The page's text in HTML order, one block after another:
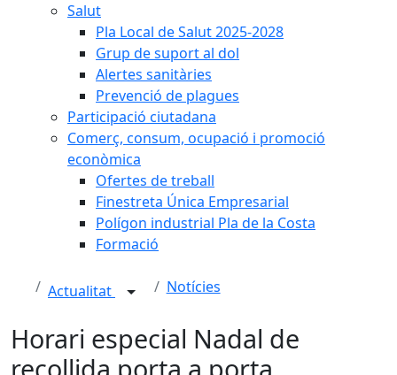
Salut
Pla Local de Salut 2025-2028
Grup de suport al dol
Alertes sanitàries
Prevenció de plagues
Participació ciutadana
Comerç, consum, ocupació i promoció
econòmica
Ofertes de treball
Finestreta Única Empresarial
Polígon industrial Pla de la Costa
Formació
Actualitat Notícies
Horari especial Nadal de